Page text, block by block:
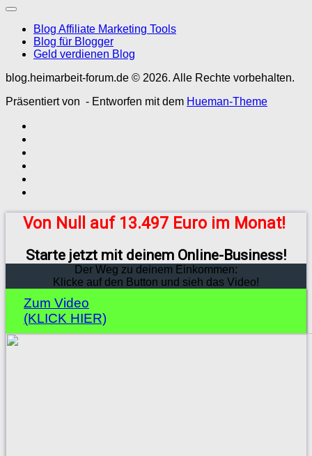
Blog Affiliate Marketing Tools
Blog für Blogger
Geld verdienen Blog
blog.heimarbeit-forum.de © 2026. Alle Rechte vorbehalten.
Präsentiert von - Entworfen mit dem Hueman-Theme
Von Null auf 13.497 Euro im Monat!
Starte jetzt mit deinem Online-Business!
Der Weg zu deinem Einkommen:
Klicke auf den Button und sieh das Video!
Zum Video
(KLICK HIER)